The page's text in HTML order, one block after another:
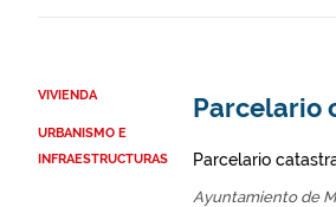
VIVIENDA
URBANISMO E
INFRAESTRUCTURAS
Parcelario
Parcelario
Ayuntamiento de